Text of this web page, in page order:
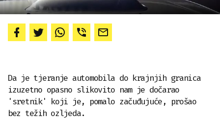
Da je tjeranje automobila do krajnjih granica
izuzetno opasno slikovito nam je dočarao
'sretnik' koji je, pomalo začuđujuće, prošao
bez težih ozljeda.